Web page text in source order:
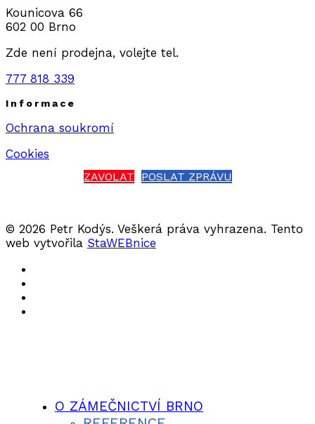
Kounicova 66
602 00 Brno
Zde není prodejna, volejte tel.
777 818 339
Informace
Ochrana soukromí
Cookies
ZAVOLAT POSLAT ZPRÁVU
© 2026 Petr Kodýs. Veškerá práva vyhrazena. Tento
web vytvořila StaWEBnice
O ZÁMEČNICTVÍ BRNO